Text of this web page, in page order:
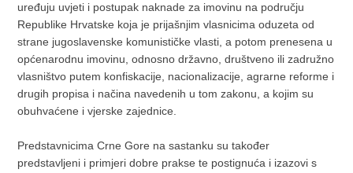
uređuju uvjeti i postupak naknade za imovinu na području
Republike Hrvatske koja je prijašnjim vlasnicima oduzeta od
strane jugoslavenske komunističke vlasti, a potom prenesena u
općenarodnu imovinu, odnosno državno, društveno ili zadružno
vlasništvo putem konfiskacije, nacionalizacije, agrarne reforme i
drugih propisa i načina navedenih u tom zakonu, a kojim su
obuhvaćene i vjerske zajednice.
Predstavnicima Crne Gore na sastanku su također
predstavljeni i primjeri dobre prakse te postignuća i izazovi s